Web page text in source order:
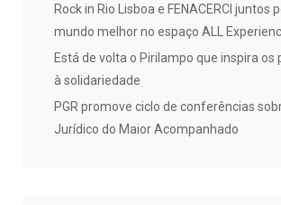
Rock in Rio Lisboa e FENACERCI juntos
mundo melhor no espaço ALL
Está de volta o Pirilampo que inspira os
à solidariedade
PGR promove ciclo de conferências
Jurídico do Maior Acompanhado